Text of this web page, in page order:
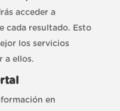
acceder a
cada resultado. Esto
los servicios
a ellos.
en